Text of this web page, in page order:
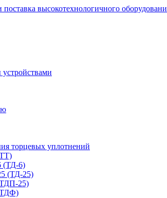
высокотехнологичного
торцевых уплотнений
(ТД-6)
(ТД-25)
25)